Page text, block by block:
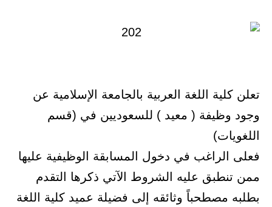
تعلن كلية اللغة العربية بالجامعة الإسلامية عن
وجود وظيفة ( معيد ) للسعوديين في (قسم
اللغويات)
فعلى الراغب في دخول المسابقة الوظيفية عليها
ممن تنطبق عليه الشروط الآتي ذكرها التقدم
بطلبه مصطحباً وثائقه إلى فضيلة عميد كلية اللغة